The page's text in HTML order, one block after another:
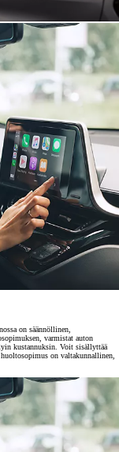
on säännöllinen,
varmistat auton
kustannuksin. Voit sisällyttää
on valtakunnallinen,